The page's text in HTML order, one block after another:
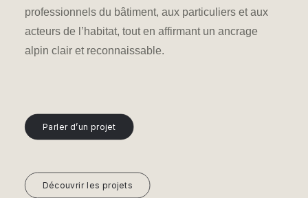
professionnels du bâtiment, aux particuliers et aux
acteurs de l’habitat, tout en affirmant un ancrage
alpin clair et reconnaissable.
Parler d’un projet
Découvrir les projets